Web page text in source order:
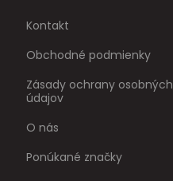
Kontakt
Obchodné podmienky
Zásady ochrany osobných
údajov
O nás
Ponúkané značky